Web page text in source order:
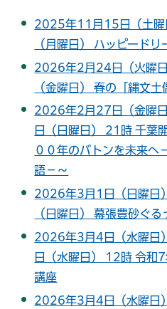
2025年11月15日（土曜
（月曜日） ハッピード
2026年2月24日（火曜
（金曜日） 春の「縄文土
2026年2月27日（金曜
日（日曜日） 21時 千葉
００年のバトンを未来へ
語－～
2026年3月1日（日曜日
（日曜日） 幕張豊砂ぐ
2026年3月4日（水曜日
日（水曜日） 12時 令和
講座
2026年3月4日（水曜日